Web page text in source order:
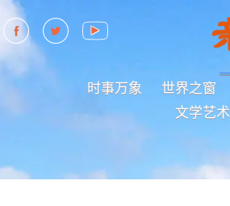
时事万象 世界之窗
文学艺术